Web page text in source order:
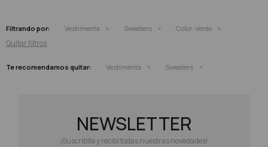
Filtrando por: Vestimenta Sweaters Color: Verde
Quitar filtros
Te recomendamos quitar: Vestimenta Sweaters
NEWSLETTER
¡Suscribite y recibí todas nuestras novedades!